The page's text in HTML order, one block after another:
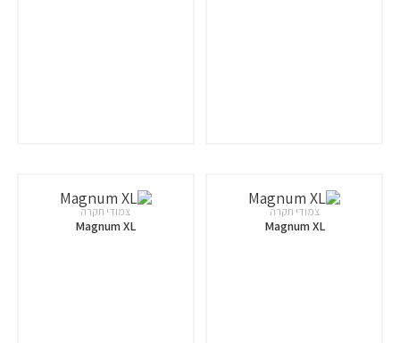
צמודי תקרה
Magnum XL
צמודי תקרה
Magnum XL